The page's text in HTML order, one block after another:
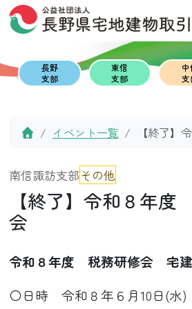
Skip to content
Skip to footer
長野
支部
東信
支部
中
支
Homeイベント一覧 【終了
南信諏訪支部その他
【終了】令和８年
会
令和８年度 税務研修会 宅建
〇日時 令和８年６月10日(水)